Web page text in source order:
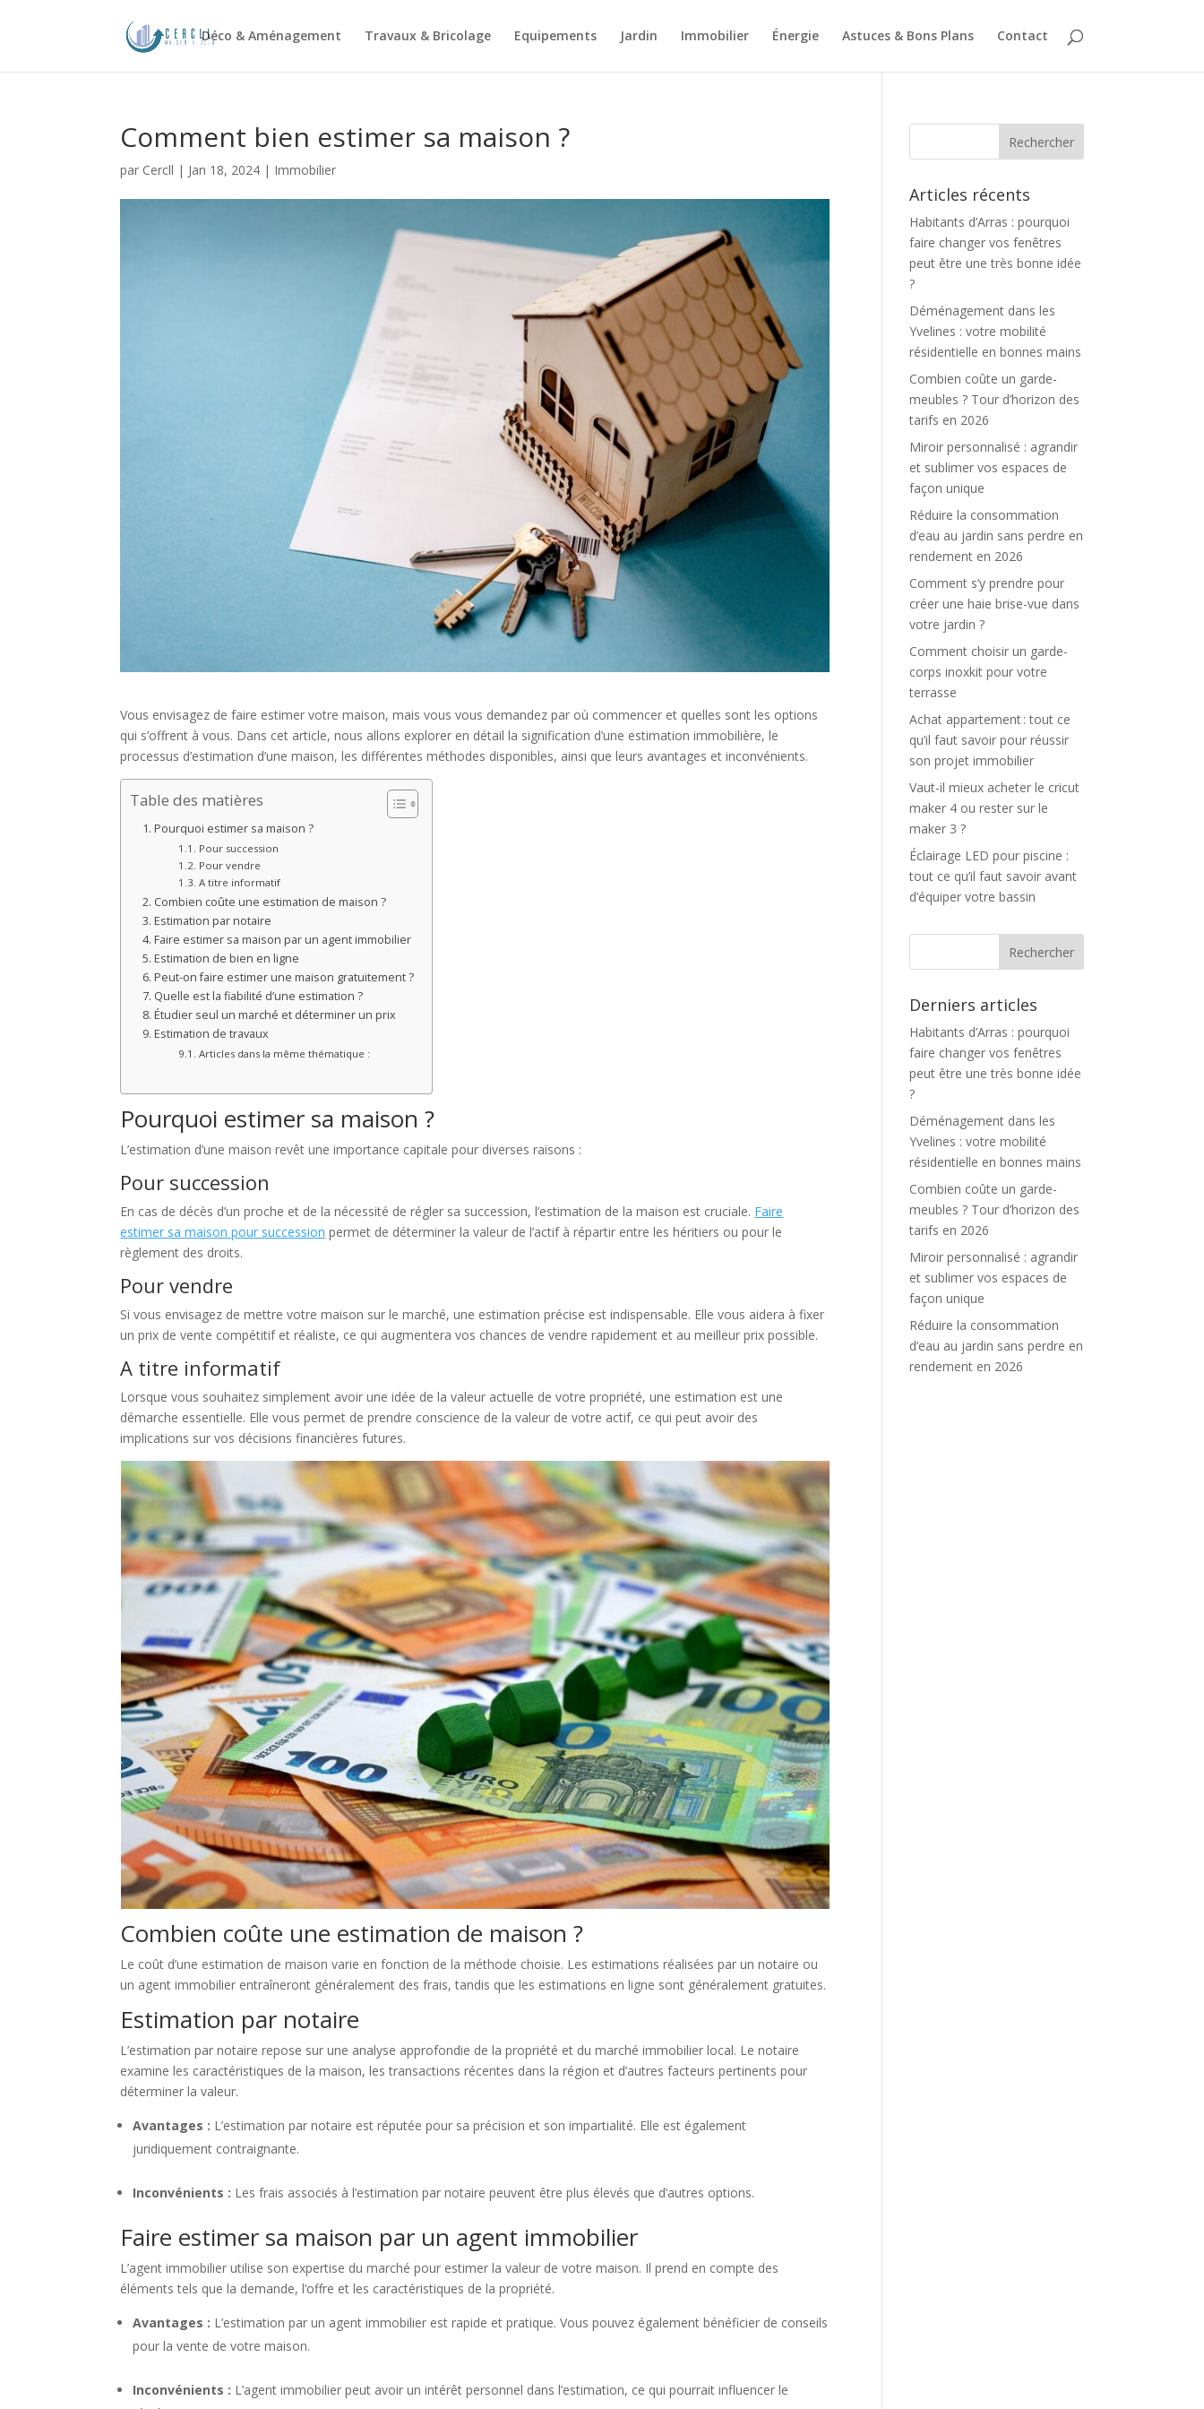
Déco & Aménagement Travaux & Bricolage Equipements Jardin Immobilier Énergie Astuces & Bons Plans Contact
Comment bien estimer sa maison ?
par Cercll | Jan 18, 2024 | Immobilier
Vous envisagez de faire estimer votre maison, mais vous vous demandez par où commencer et quelles sont les options
qui s’offrent à vous. Dans cet article, nous allons explorer en détail la signification d’une estimation immobilière, le
processus d’estimation d’une maison, les différentes méthodes disponibles, ainsi que leurs avantages et inconvénients.
Table des matières
Pourquoi estimer sa maison ?
Pour succession
Pour vendre
A titre informatif
Combien coûte une estimation de maison ?
Estimation par notaire
Faire estimer sa maison par un agent immobilier
Estimation de bien en ligne
Peut-on faire estimer une maison gratuitement ?
Quelle est la fiabilité d’une estimation ?
Étudier seul un marché et déterminer un prix
Estimation de travaux
Articles dans la même thématique :
Pourquoi estimer sa maison ?
L’estimation d’une maison revêt une importance capitale pour diverses raisons :
Pour succession
En cas de décès d’un proche et de la nécessité de régler sa succession, l’estimation de la maison est cruciale. Faire
estimer sa maison pour succession permet de déterminer la valeur de l’actif à répartir entre les héritiers ou pour le
règlement des droits.
Pour vendre
Si vous envisagez de mettre votre maison sur le marché, une estimation précise est indispensable. Elle vous aidera à fixer
un prix de vente compétitif et réaliste, ce qui augmentera vos chances de vendre rapidement et au meilleur prix possible.
A titre informatif
Lorsque vous souhaitez simplement avoir une idée de la valeur actuelle de votre propriété, une estimation est une
démarche essentielle. Elle vous permet de prendre conscience de la valeur de votre actif, ce qui peut avoir des
implications sur vos décisions financières futures.
Combien coûte une estimation de maison ?
Le coût d’une estimation de maison varie en fonction de la méthode choisie. Les estimations réalisées par un notaire ou
un agent immobilier entraîneront généralement des frais, tandis que les estimations en ligne sont généralement gratuites.
Estimation par notaire
L’estimation par notaire repose sur une analyse approfondie de la propriété et du marché immobilier local. Le notaire
examine les caractéristiques de la maison, les transactions récentes dans la région et d’autres facteurs pertinents pour
déterminer la valeur.
Avantages : L’estimation par notaire est réputée pour sa précision et son impartialité. Elle est également
juridiquement contraignante.
Inconvénients : Les frais associés à l’estimation par notaire peuvent être plus élevés que d’autres options.
Faire estimer sa maison par un agent immobilier
L’agent immobilier utilise son expertise du marché pour estimer la valeur de votre maison. Il prend en compte des
éléments tels que la demande, l’offre et les caractéristiques de la propriété.
Avantages : L’estimation par un agent immobilier est rapide et pratique. Vous pouvez également bénéficier de conseils
pour la vente de votre maison.
Inconvénients : L’agent immobilier peut avoir un intérêt personnel dans l’estimation, ce qui pourrait influencer le
Articles récents
Habitants d’Arras : pourquoi
faire changer vos fenêtres
peut être une très bonne idée
?
Déménagement dans les
Yvelines : votre mobilité
résidentielle en bonnes mains
Combien coûte un garde-
meubles ? Tour d’horizon des
tarifs en 2026
Miroir personnalisé : agrandir
et sublimer vos espaces de
façon unique
Réduire la consommation
d’eau au jardin sans perdre en
rendement en 2026
Comment s’y prendre pour
créer une haie brise-vue dans
votre jardin ?
Comment choisir un garde-
corps inoxkit pour votre
terrasse
Achat appartement : tout ce
qu’il faut savoir pour réussir
son projet immobilier
Vaut-il mieux acheter le cricut
maker 4 ou rester sur le
maker 3 ?
Éclairage LED pour piscine :
tout ce qu’il faut savoir avant
d’équiper votre bassin
Derniers articles
Habitants d’Arras : pourquoi
faire changer vos fenêtres
peut être une très bonne idée
?
Déménagement dans les
Yvelines : votre mobilité
résidentielle en bonnes mains
Combien coûte un garde-
meubles ? Tour d’horizon des
tarifs en 2026
Miroir personnalisé : agrandir
et sublimer vos espaces de
façon unique
Réduire la consommation
d’eau au jardin sans perdre en
rendement en 2026